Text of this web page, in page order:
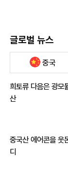
글로벌 뉴스
중국
희토류 다음은 광모
산
중국산 에어콘을 웃
디